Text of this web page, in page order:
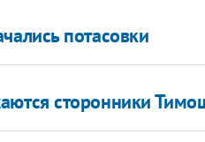
потасовки
сторонники